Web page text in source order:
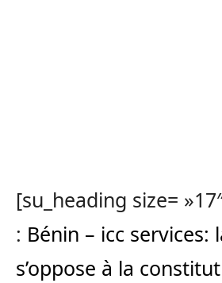
[su_heading size=
: Bénin – icc services:
s’oppose à la